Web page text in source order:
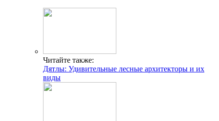
Читайте также:
Дятлы: Удивительные лесные архитекторы и их
виды